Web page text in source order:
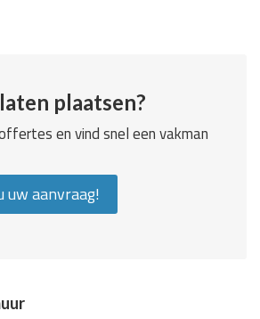
plaatsen?
en vind snel een vakman
uw aanvraag!